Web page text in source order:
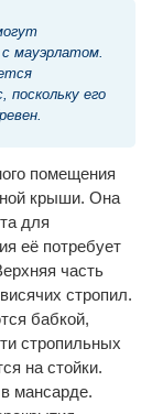
мауэрлатом.
его
помещения
крыши. Она
для
её потребует
часть
стропил.
бабкой,
стропильных
на стойки.
мансарде.